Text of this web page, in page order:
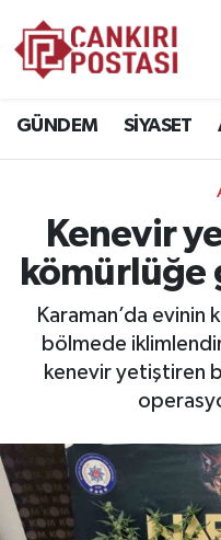
GÜNDEM SİYASET
Kenevir
kömürlüğe
Karaman’da evinin
bölmede
kenevir yetiştiren
EKONOMİ
SAĞLIK
SPOR
YAŞAM
ÇEVRE
Trafik Durumu
Süper Lig Puan
Tüm Manşetler
Son Dakika
Haber Arşivi